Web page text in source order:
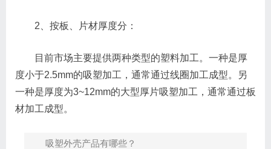
2、按板、片材厚度分：
目前市场主要提供两种类型的塑料加工。一种是厚
度小于2.5mm的吸塑加工，通常通过线圈加工成型。另
一种是厚度为3~12mm的大型厚片吸塑加工，通常通过板
材加工成型。
吸塑外壳产品有哪些？